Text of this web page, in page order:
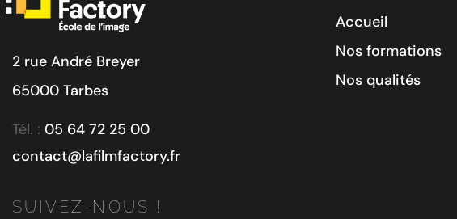
2 rue André Breyer
65000 Tarbes
Tél. : 05 64 72 25 00
contact@lafilmfactory.fr
SUIVEZ-NOUS !
Accueil
Nos formations
Nos qualités